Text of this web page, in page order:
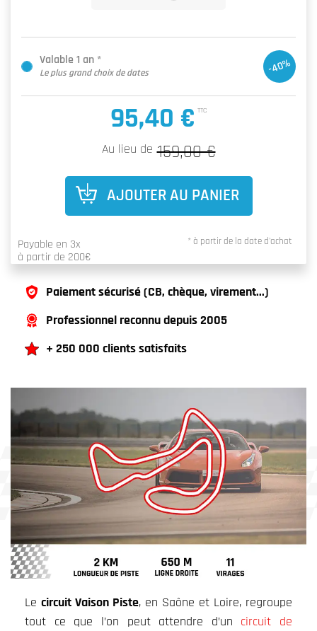
Le circuit Vaison Piste, en Saône et Loire, regroupe
tout ce que l’on peut attendre d’un circuit de
Valable 1 an *
Le plus grand choix de dates -40%
95,40 € TTC
Au lieu de 159,00 €
AJOUTER AU PANIER
Payable en 3x
à partir de 200€
* à partir de la date d'achat
Paiement sécurisé (CB, chèque, virement...)
Professionnel reconnu depuis 2005
+ 250 000 clients satisfaits